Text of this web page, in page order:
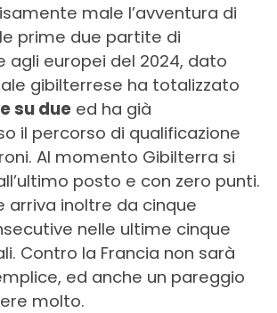
male l’avventura di
prime due partite di
agli europei del 2024, dato
gibilterrese ha totalizzato
su dueed ha già
il percorso di qualificazione
Al momento Gibilterra si
posto e con zero punti.
arriva inoltre da cinque
nelle ultime cinque
Contro la Francia non sarà
ed anche un pareggio
molto.